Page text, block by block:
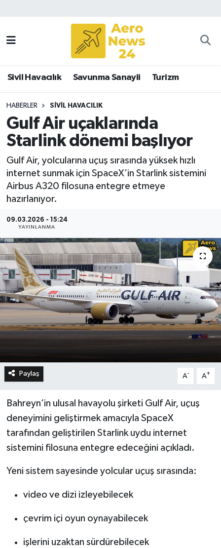
Sivil Havacılık Savunma Sanayii Turizm
HABERLER SIVIL HAVACILIK
Gulf Air uçaklarında
Starlink dönemi başlıyor
Gulf Air, yolcularına uçuş sırasında yüksek hızlı
internet sunmak için SpaceX’in Starlink sistemini
Airbus A320 filosuna entegre etmeye
hazırlanıyor.
09.03.2026 - 15:24
YAYINLANMA
Paylaş A- A+
Bahreyn’in ulusal havayolu şirketi Gulf Air, uçuş
deneyimini geliştirmek amacıyla SpaceX
tarafından geliştirilen Starlink uydu internet
sistemini filosuna entegre edeceğini açıkladı.
Yeni sistem sayesinde yolcular uçuş sırasında:
video ve dizi izleyebilecek
çevrim içi oyun oynayabilecek
işlerini uzaktan sürdürebilecek